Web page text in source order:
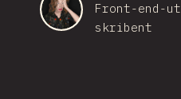
Front-end-
skribent